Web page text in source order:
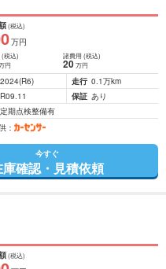
(税込)
万円
(税込)
円
諸費用 (税込)
20 万円
2024(R6) 走行 0.1万km
R09.11 保証 あり
定期点検整備有
：
今すぐ
庫確認・見積依頼
(税込)